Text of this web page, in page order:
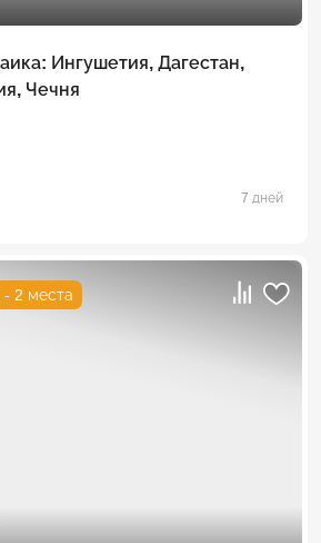
Ингушетия, Дагестан,
Чечня
7 дней
- 2 места